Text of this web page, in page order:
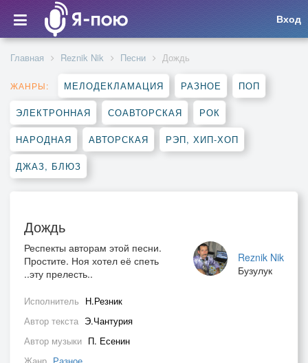
Вход
Главная Reznik Nik Песни Дождь
ЖАНРЫ: МЕЛОДЕКЛАМАЦИЯ РАЗНОЕ ПОП
ЭЛЕКТРОННАЯ СОАВТОРСКАЯ РОК
НАРОДНАЯ АВТОРСКАЯ РЭП, ХИП-ХОП
ДЖАЗ, БЛЮЗ
Дождь
Reznik Nik
Бузулук
Респекты авторам этой песни.
Простите. Ноя хотел её спеть
..эту прелесть..
Исполнитель Н.Резник
Автор текста Э.Чантурия
Автор музыки П. Есенин